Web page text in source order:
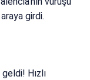
girdi.
Hızlı